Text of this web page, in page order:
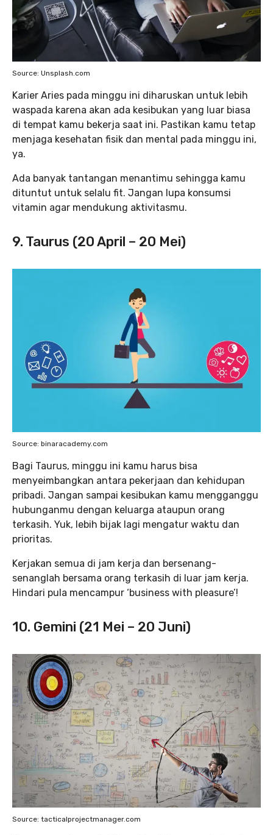
Source: Unsplash.com
Karier Aries pada minggu ini diharuskan untuk lebih
waspada karena akan ada kesibukan yang luar biasa
di tempat kamu bekerja saat ini. Pastikan kamu tetap
menjaga kesehatan fisik dan mental pada minggu ini,
ya.
Ada banyak tantangan menantimu sehingga kamu
dituntut untuk selalu fit. Jangan lupa konsumsi
vitamin agar mendukung aktivitasmu.
9. Taurus (20 April – 20 Mei)
Source: binaracademy.com
Bagi Taurus, minggu ini kamu harus bisa
menyeimbangkan antara pekerjaan dan kehidupan
pribadi. Jangan sampai kesibukan kamu mengganggu
hubunganmu dengan keluarga ataupun orang
terkasih. Yuk, lebih bijak lagi mengatur waktu dan
prioritas.
Kerjakan semua di jam kerja dan bersenang-
senanglah bersama orang terkasih di luar jam kerja.
Hindari pula mencampur ‘business with pleasure’!
10. Gemini (21 Mei – 20 Juni)
Source: tacticalprojectmanager.com